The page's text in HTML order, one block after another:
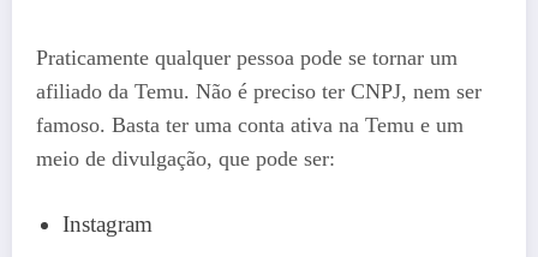
Praticamente qualquer pessoa pode se tornar um
afiliado da Temu. Não é preciso ter CNPJ, nem ser
famoso. Basta ter uma conta ativa na Temu e um
meio de divulgação, que pode ser:
Instagram